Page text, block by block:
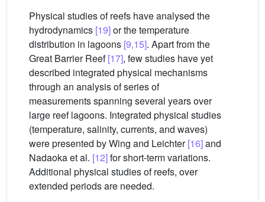
Physical studies of reefs have analysed the
hydrodynamics [19]or the temperature
distribution in lagoons [9,15]. Apart from the
Great Barrier Reef[17], few studies have yet
described integrated physical mechanisms
through an analysis of series of
measurements spanning several years over
large reef lagoons. Integrated physical studies
(temperature, salinity, currents, and waves)
were presented by Wing and Leichter[16]and
Nadaoka et al. [12]for short-term variations.
Additional physical studies of reefs, over
extended periods are needed.